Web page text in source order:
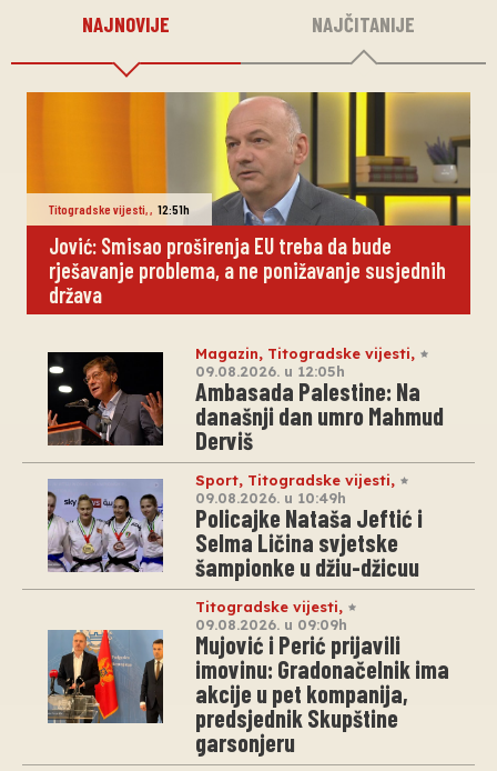
NAJNOVIJE NAJČITANIJE
Titogradske vijesti,, 12:51h
Jović: Smisao proširenja EU treba da bude
rješavanje problema, a ne ponižavanje susjednih
država
Magazin, Titogradske vijesti,
09.08.2026. u 12:05h
Ambasada Palestine: Na
današnji dan umro Mahmud
Derviš
Sport, Titogradske vijesti,
09.08.2026. u 10:49h
Policajke Nataša Jeftić i
Selma Ličina svjetske
šampionke u džiu-džicuu
Titogradske vijesti,
09.08.2026. u 09:09h
Mujović i Perić prijavili
imovinu: Gradonačelnik ima
akcije u pet kompanija,
predsjednik Skupštine
garsonjeru